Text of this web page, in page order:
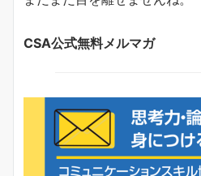
CSA公式無料メルマガ